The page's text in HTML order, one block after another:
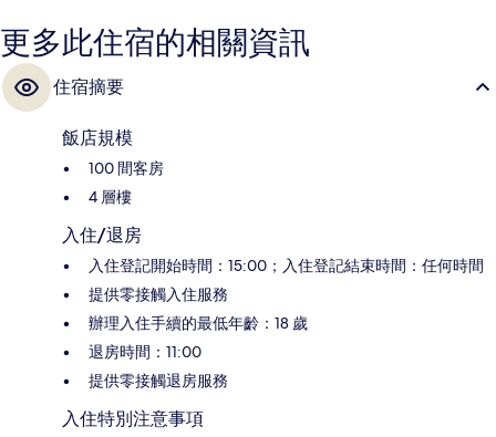
更多此住宿的相關資訊
住宿摘要
飯店規模
100 間客房
4 層樓
入住/退房
入住登記開始時間：15:00；入住登記結束時間：任何時間
提供零接觸入住服務
辦理入住手續的最低年齡：18 歲
退房時間：11:00
提供零接觸退房服務
入住特別注意事項